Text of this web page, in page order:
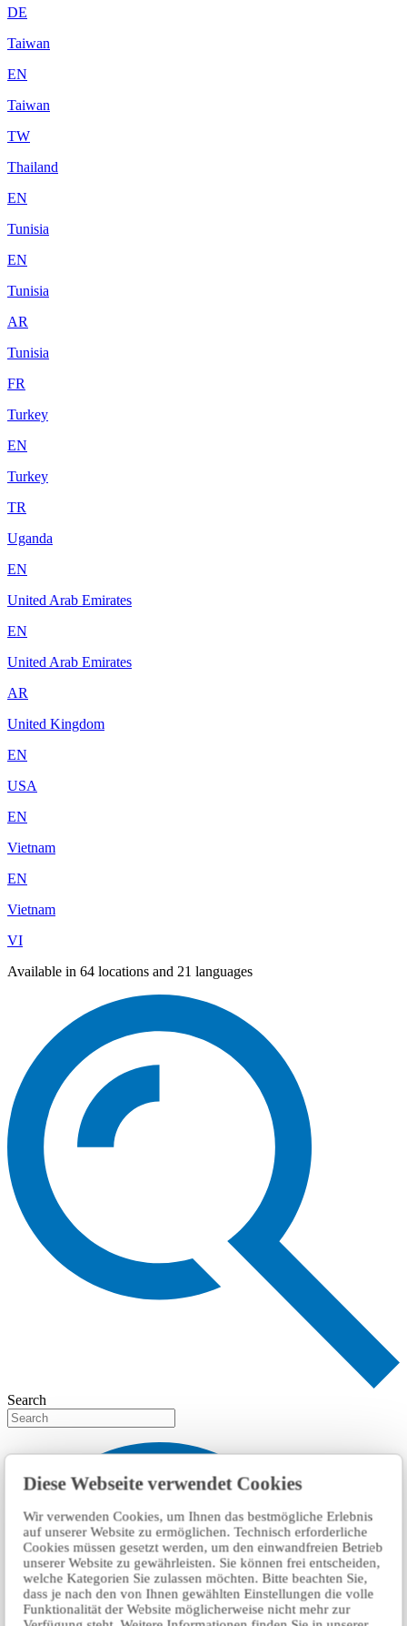
Diese Webseite verwendet Cookies
Wir verwenden Cookies, um Ihnen das bestmögliche Erlebnis
auf unserer Website zu ermöglichen. Technisch erforderliche
Cookies müssen gesetzt werden, um den einwandfreien Betrieb
unserer Website zu gewährleisten. Sie können frei entscheiden,
welche Kategorien Sie zulassen möchten. Bitte beachten Sie,
dass je nach den von Ihnen gewählten Einstellungen die volle
Funktionalität der Website möglicherweise nicht mehr zur
DE
Taiwan
EN
Taiwan
TW
Thailand
EN
Tunisia
EN
Tunisia
AR
Tunisia
FR
Turkey
EN
Turkey
TR
Uganda
EN
United Arab Emirates
EN
United Arab Emirates
AR
United Kingdom
EN
USA
EN
Vietnam
EN
Vietnam
VI
Available in 64 locations and 21 languages
Search